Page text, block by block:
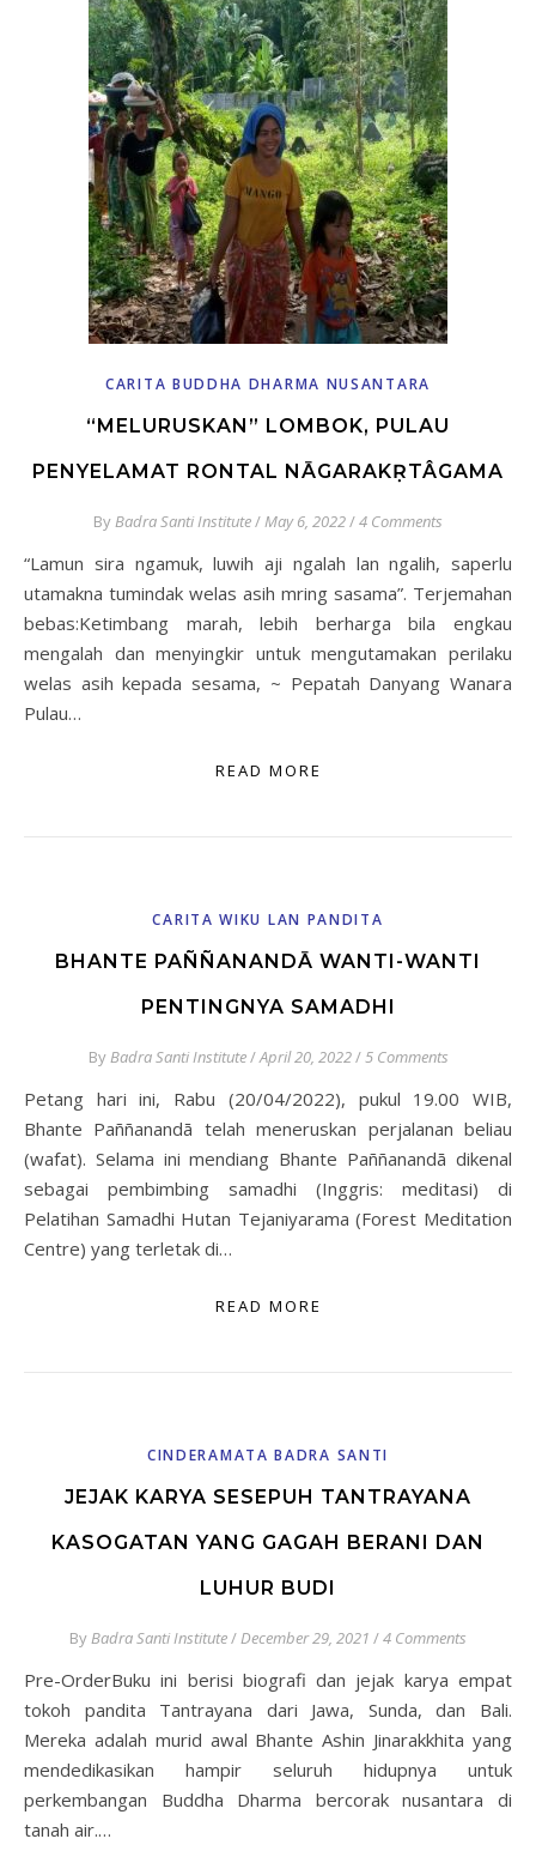
CARITA BUDDHA DHARMA NUSANTARA
“MELURUSKAN” LOMBOK, PULAU
PENYELAMAT RONTAL NĀGARAKṚTÂGAMA
ByBadra Santi Institute/May 6, 2022/4 Comments
“Lamun sira ngamuk, luwih aji ngalah lan ngalih, saperlu
utamakna tumindak welas asih mring sasama”. Terjemahan
bebas:Ketimbang marah, lebih berharga bila engkau
mengalah dan menyingkir untuk mengutamakan perilaku
welas asih kepada sesama, ~ Pepatah Danyang Wanara
Pulau…
READ MORE
CARITA WIKU LAN PANDITA
BHANTE PAÑÑANANDĀ WANTI-WANTI
PENTINGNYA SAMADHI
ByBadra Santi Institute/April 20, 2022/5 Comments
Petang hari ini, Rabu (20/04/2022), pukul 19.00 WIB,
Bhante Paññanandā telah meneruskan perjalanan beliau
(wafat). Selama ini mendiang Bhante Paññanandā dikenal
sebagai pembimbing samadhi (Inggris: meditasi) di
Pelatihan Samadhi Hutan Tejaniyarama (Forest Meditation
Centre) yang terletak di…
READ MORE
CINDERAMATA BADRA SANTI
JEJAK KARYA SESEPUH TANTRAYANA
KASOGATAN YANG GAGAH BERANI DAN
LUHUR BUDI
ByBadra Santi Institute/December 29, 2021 /4 Comments
Pre-OrderBuku ini berisi biografi dan jejak karya empat
tokoh pandita Tantrayana dari Jawa, Sunda, dan Bali.
Mereka adalah murid awal Bhante Ashin Jinarakkhita yang
mendedikasikan hampir seluruh hidupnya untuk
perkembangan Buddha Dharma bercorak nusantara di
tanah air.…